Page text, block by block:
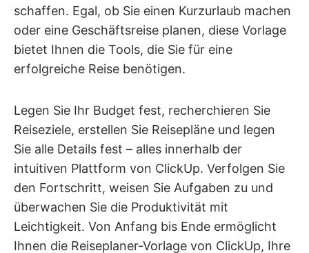
schaffen. Egal, ob Sie einen Kurzurlaub machen
oder eine Geschäftsreise planen, diese Vorlage
bietet Ihnen die Tools, die Sie für eine
erfolgreiche Reise benötigen.
Legen Sie Ihr Budget fest, recherchieren Sie
Reiseziele, erstellen Sie Reisepläne und legen
Sie alle Details fest – alles innerhalb der
intuitiven Plattform von ClickUp. Verfolgen Sie
den Fortschritt, weisen Sie Aufgaben zu und
überwachen Sie die Produktivität mit
Leichtigkeit. Von Anfang bis Ende ermöglicht
Ihnen die Reiseplaner-Vorlage von ClickUp, Ihre